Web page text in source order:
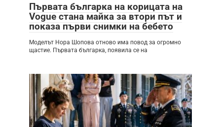
Първата българка на корицата на
Vogue стана майка за втори път и
показа първи снимки на бебето
Моделът Нора Шопова отново има повод за огромно
щастие. Първата българка, появила се на